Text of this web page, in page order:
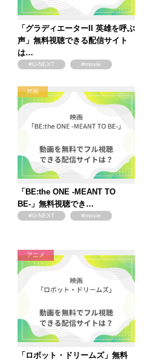
「グラディエーターII 英雄を呼ぶ
声」無料視聴できる配信サイト
は…
#U-NEXT #movie
邦画
「BE:the ONE -MEANT TO
BE-」無料視聴でき…
#U-NEXT #movie
アニメ
「ロボット・ドリームズ」無料